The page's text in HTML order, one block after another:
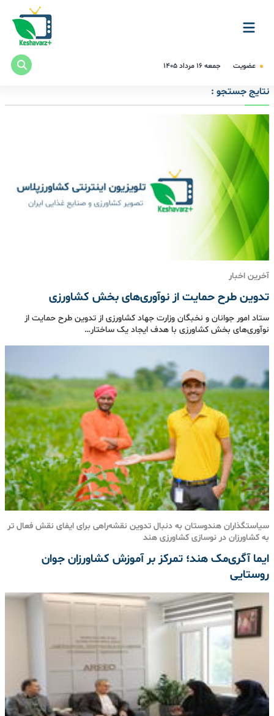
عضویت جمعه ۱۶ مرداد ۱۴۰۵
نتایج جستجو :
آخرین اخبار
تدوین طرح حمایت از نوآوری‌های بخش کشاورزی
ستاد امور جوانان و نخبگان وزارت جهاد کشاورزی از تدوین طرح حمایت از
نوآوری‌های بخش کشاورزی با هدف ایجاد یک ساختار…
سیاستگذاران هندوستان به دنبال تدوین نقشه‌راهی برای ایفای نقش فعال تر
به کشاورزان در نوسازی کشاورزی هند
ایما آگری‌مک هند؛ تمرکز بر آموزش کشاورزان جوان
روستایی